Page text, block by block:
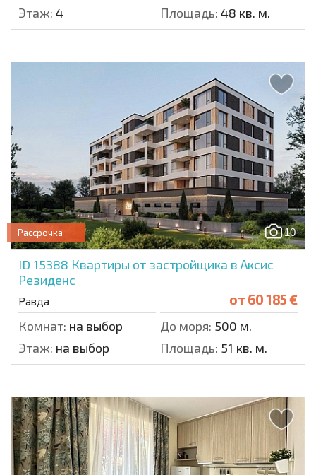
Этаж: 4 Площадь: 48 кв. м.
10
Рассрочка
ID 15388 Квартиры от застройщика в Аксис
Резиденс
Равда от 60 185 €
Комнат: на выбор До моря: 500 м.
Этаж: на выбор Площадь: 51 кв. м.